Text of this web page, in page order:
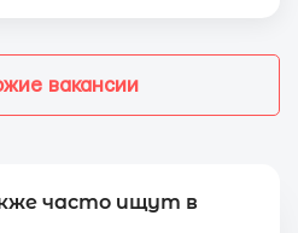
вакансии
часто ищут в